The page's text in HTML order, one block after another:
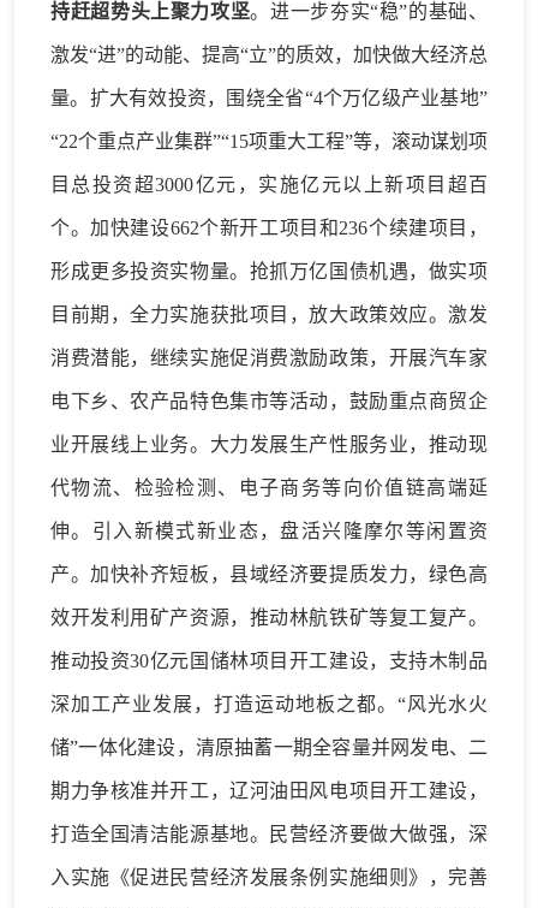
持赶超势头上聚力攻坚。进一步夯实“稳”的基础、
激发“进”的动能、提高“立”的质效，加快做大经济总
量。 扩大有效投资， 围绕全省“4个万亿级产业基地”
“22个重点产业集群”“15项重大工程”等，滚动谋划项
目总投资超3000亿元，实施亿元以上新项目超百
个。加快建设662个新开工项目 和236个续建项目 ，
形成更多投资实物量。 抢抓万亿国债机遇， 做实项
目前期，全力实施获批项目，放大政策效应。激发
消费潜能， 继续实施促消费激励政策， 开展汽车家
电下乡、农产品特色集市等活动， 鼓励重点商贸企
业开展线上业务。大力发展生产性服务业，推动现
代物流、检验检测、电子商务等向价值链高端延
伸。引入新模式新业态，盘活兴隆摩尔等闲置资
产。加快补齐短板 ， 县域经济要提质发力，绿色高
效开发利用矿产资源，推动林航铁矿等复工复产。
推动投资30亿元国储林项目开工建设，支持木制品
深加工产业发展，打造运动地板之都。“风光水火
储”一体化建设，清原抽蓄一期全容量并网发电、二
期力争核准并开工，辽河油田风电项目开工建设，
打造全国清洁能源基地。 民营经济要做大做强，深
入实施 《促进民营经济发展条例实施细则》 ， 完善